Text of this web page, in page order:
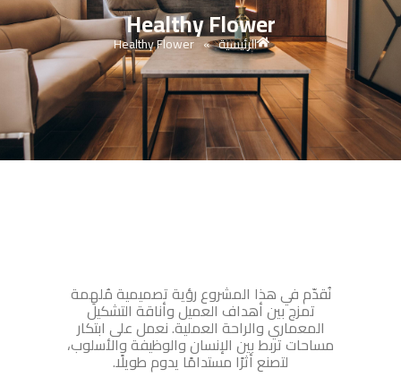
Healthy Flower
الرئيسية »
Healthy Flower
نُقدّم في هذا المشروع رؤية تصميمية مُلهِمة
تمزج بين أهداف العميل وأناقة التشكيل
المعماري والراحة العملية. نعمل على ابتكار
مساحات تربط بين الإنسان والوظيفة والأسلوب،
لتصنع أثرًا مستدامًا يدوم طويلًا.